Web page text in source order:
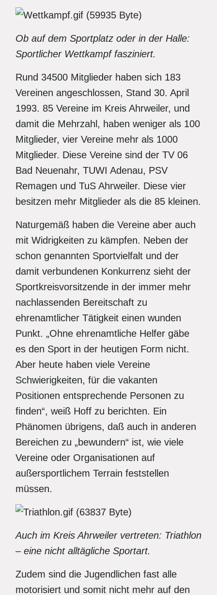
Ob auf dem Sportplatz oder in der Halle:
Sportlicher Wettkampf fasziniert.
Rund 34500 Mitglieder haben sich 183
Vereinen angeschlossen, Stand 30. April
1993. 85 Vereine im Kreis Ahrweiler, und
damit die Mehrzahl, haben weniger als 100
Mitglieder, vier Vereine mehr als 1000
Mitglieder. Diese Vereine sind der TV 06
Bad Neuenahr, TUWI Adenau, PSV
Remagen und TuS Ahrweiler. Diese vier
besitzen mehr Mitglieder als die 85 kleinen.
Naturgemäß haben die Vereine aber auch
mit Widrigkeiten zu kämpfen. Neben der
schon genannten Sportvielfalt und der
damit verbundenen Konkurrenz sieht der
Sportkreisvorsitzende in der immer mehr
nachlassenden Bereitschaft zu
ehrenamtlicher Tätigkeit einen wunden
Punkt. „Ohne ehrenamtliche Helfer gäbe
es den Sport in der heutigen Form nicht.
Aber heute haben viele Vereine
Schwierigkeiten, für die vakanten
Positionen entsprechende Personen zu
finden“, weiß Hoff zu berichten. Ein
Phänomen übrigens, daß auch in anderen
Bereichen zu „bewundern“ ist, wie viele
Vereine oder Organisationen auf
außersportlichem Terrain feststellen
müssen.
Auch im Kreis Ahrweiler vertreten: Triathlon
– eine nicht alltägliche Sportart.
Zudem sind die Jugendlichen fast alle
motorisiert und somit nicht mehr auf den